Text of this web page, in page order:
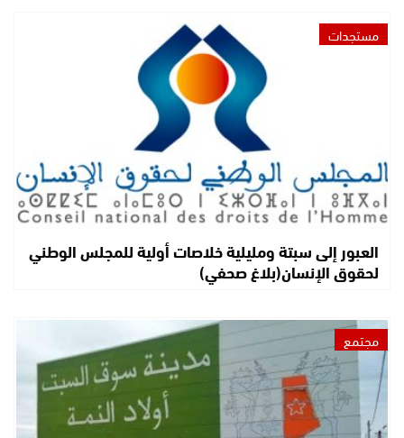
مستجدات
العبور إلى سبتة ومليلية خلاصات أولية للمجلس الوطني
لحقوق الإنسان(بلاغ صحفي)
مجتمع